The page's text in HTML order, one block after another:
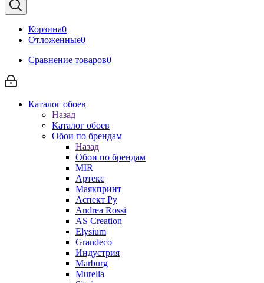
Корзина0
Отложенные0
Сравнение товаров0
Каталог обоев
Назад
Каталог обоев
Обои по брендам
Назад
Обои по брендам
MIR
Артекс
Маякпринт
Аспект Ру
Andrea Rossi
AS Creation
Elysium
Grandeco
Индустрия
Marburg
Murella